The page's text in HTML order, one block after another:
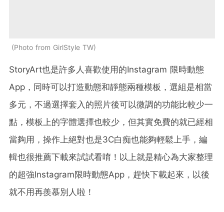
Photo from GirlStyle TW
StoryArt也是許多人喜歡使用的Instagram 限時動態
App，同時可以打造動態和靜態兩種模板，選組是相當
多元，不過選擇套入的照片後可以微調的功能比較少一
點，模板上的字體選擇也較少，但其實免費的就已經相
當夠用，操作上絕對也是3C白痴也能夠輕鬆上手，編
輯也很推薦下載來試試看唷！以上就是精心為大家整理
的超強Instagram限時動態App，趕快下載起來，以後
就不用再羨慕別人啦！